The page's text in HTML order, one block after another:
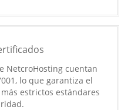
NetcroHosting cuentan
lo que garantiza el
estrictos estándares